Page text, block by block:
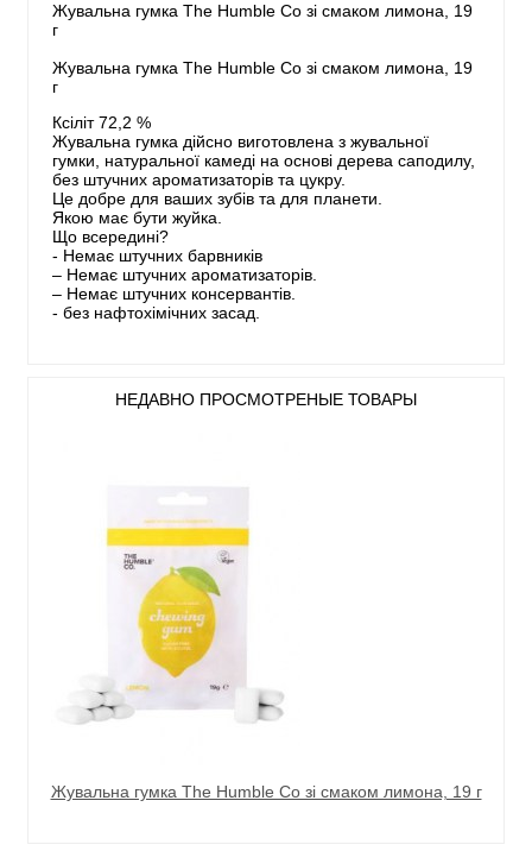
Жувальна гумка The Humble Co зі смаком лимона, 19
г
Жувальна гумка The Humble Co зі смаком лимона, 19
г
Ксіліт 72,2 %
Жувальна гумка дійсно виготовлена з жувальної
гумки, натуральної камеді на основі дерева саподилу,
без штучних ароматизаторів та цукру.
Це добре для ваших зубів та для планети.
Якою має бути жуйка.
Що всередині?
- Немає штучних барвників
– Немає штучних ароматизаторів.
– Немає штучних консервантів.
- без нафтохімічних засад.
НЕДАВНО ПРОСМОТРЕНЫЕ ТОВАРЫ
Жувальна гумка The Humble Co зі смаком лимона, 19 г